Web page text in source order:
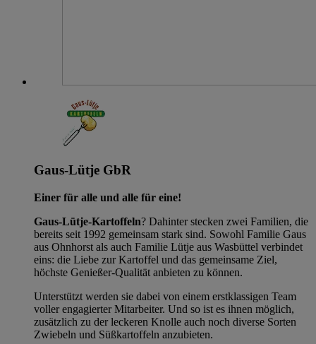
Gaus-Lütje GbR
Einer für alle und alle für eine!
Gaus-Lütje-Kartoffeln? Dahinter stecken zwei Familien, die
bereits seit 1992 gemeinsam stark sind. Sowohl Familie Gaus
aus Ohnhorst als auch Familie Lütje aus Wasbüttel verbindet
eins: die Liebe zur Kartoffel und das gemeinsame Ziel,
höchste Genießer-Qualität anbieten zu können.
Unterstützt werden sie dabei von einem erstklassigen Team
voller engagierter Mitarbeiter. Und so ist es ihnen möglich,
zusätzlich zu der leckeren Knolle auch noch diverse Sorten
Zwiebeln und Süßkartoffeln anzubieten.